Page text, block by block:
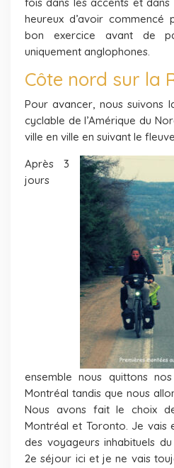
heureux d’avoir commencé
bon exercice avant de
uniquement anglophones.
Côte nord sur la
Pour avancer, nous suivons
cyclable de l’Amérique du
ville en ville en suivant le
Après 3
jours
ensemble nous quittons
Montréal tandis que nous
Nous avons fait le choix
Montréal et Toronto. Je vais
des voyageurs inhabituels
2e séjour ici et je ne vais